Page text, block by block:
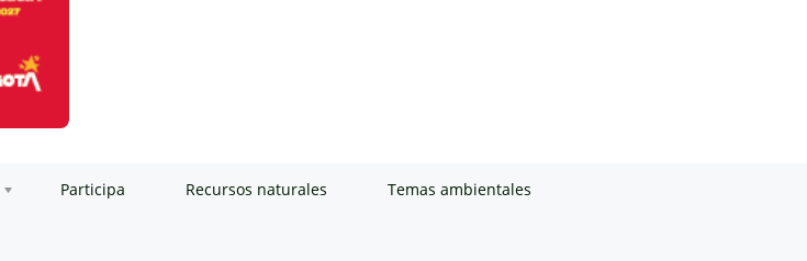
Participa Recursos naturales Temas ambientales